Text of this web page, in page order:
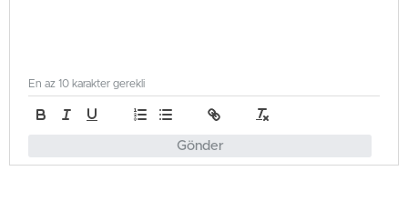
Gönder
En az 10 karakter gerekli